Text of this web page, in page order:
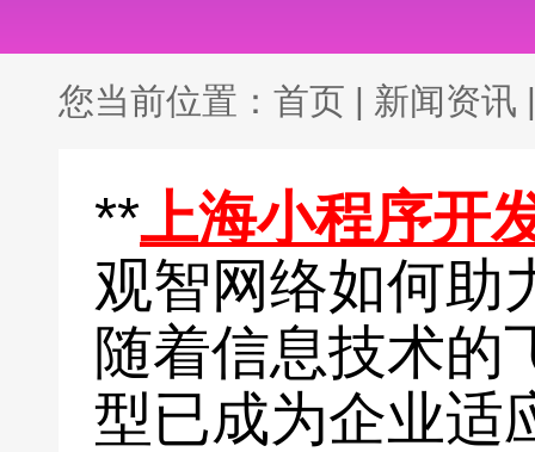
您当前位置： 首页 | 新闻资讯 |
**上海小程序开
观智网络如何助
随着信息技术的
型已成为企业适